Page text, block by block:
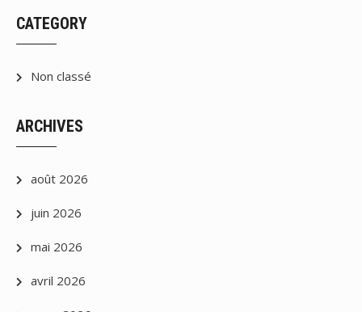
CATEGORY
Non classé
ARCHIVES
août 2026
juin 2026
mai 2026
avril 2026